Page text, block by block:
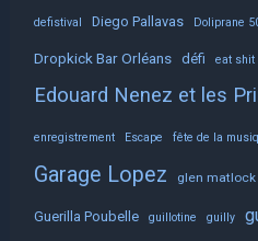
defistival Diego Pallavas Doliprane
Dropkick Bar Orléans défi eat shit
Edouard Nenez et les
enregistrement Escape fête de la
Garage Lopez glen matlock
Guerilla Poubelle guillotine guilly